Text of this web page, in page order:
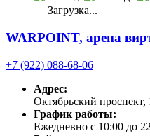
Загрузка...
WARPOINT, арена
+7 (922) 088-68-06
Адрес:
Октябрьский проспект,
График работы:
Ежедневно с 10:00 до